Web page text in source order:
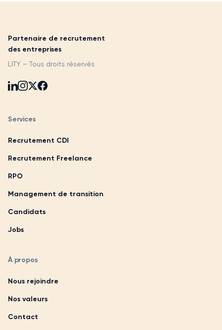
Partenaire de recrutement
des entreprises
LITY – Tous droits réservés
Services
Recrutement CDI
Recrutement Freelance
RPO
Management de transition
Candidats
Jobs
À propos
Nous rejoindre
Nos valeurs
Contact